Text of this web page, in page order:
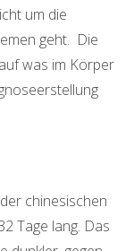
um die
geht. Die
was im Körper
chinesischen
Tage lang. Das